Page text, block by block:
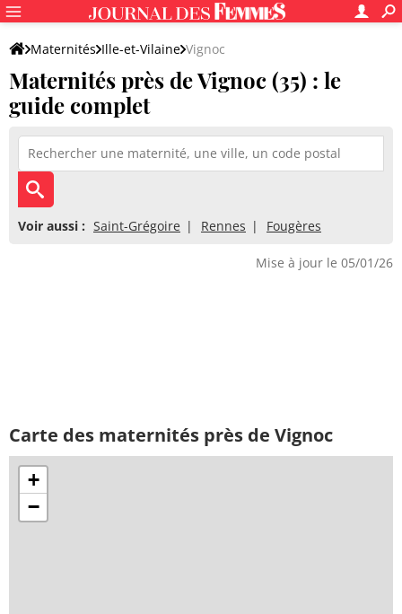
Maternités Ille-et-Vilaine Vignoc
Maternités près de Vignoc (35) : le
guide complet
Voir aussi : Saint-Grégoire Rennes Fougères
Mise à jour le 05/01/26
Carte des maternités près de Vignoc
+
−